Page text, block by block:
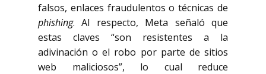
falsos, enlaces fraudulentos o técnicas de
phishing. Al respecto, Meta señaló que
estas claves “son resistentes a la
adivinación o el robo por parte de sitios
web maliciosos”, lo cual reduce